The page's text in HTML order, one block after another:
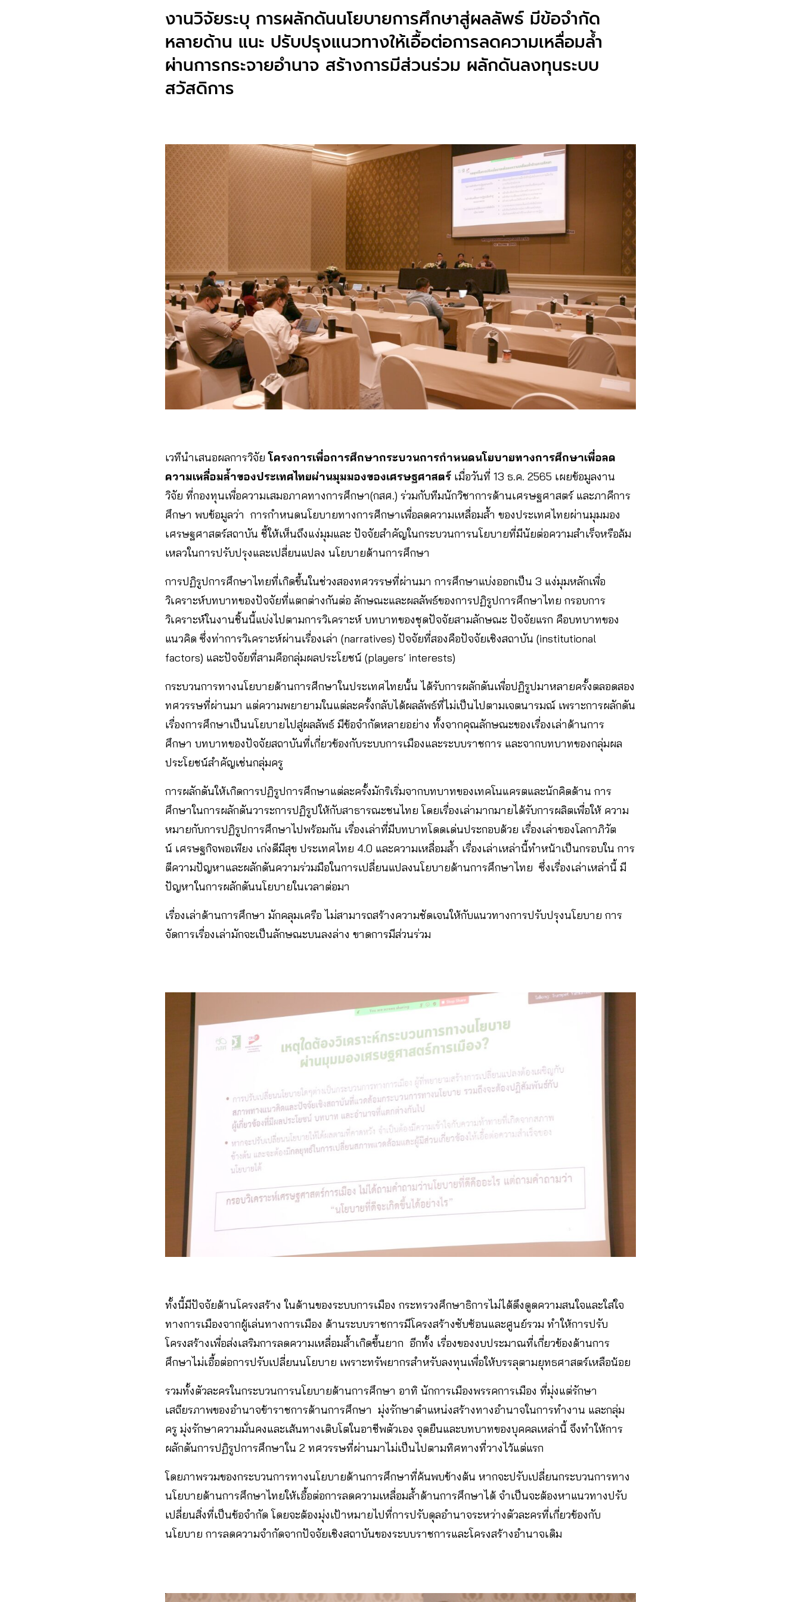
งานวิจัยระบุ การผลักดันนโยบายการศึกษาสู่ผลลัพธ์ มีข้อจํากัด
หลายด้าน แนะ ปรับปรุงแนวทางให้เอื้อต่อการลดความเหลื่อมล้ำ
ผ่านการกระจายอำนาจ สร้างการมีส่วนร่วม ผลักดันลงทุนระบบ
สวัสดิการ
เวทีนำเสนอผลการวิจัย โครงการเพื่อการศึกษากระบวนการกำหนดนโยบายทางการศึกษาเพื่อลด
ความเหลื่อมล้ำของประเทศไทยผ่านมุมมองของเศรษฐศาสตร์ เมื่อวันที่ 13 ธ.ค. 2565 เผยข้อมูลงาน
วิจัย ที่กองทุนเพื่อความเสมอภาคทางการศึกษา(กสศ.) ร่วมกับทีมนักวิชาการด้านเศรษฐศาสตร์ และภาคีการ
ศึกษา พบข้อมูลว่า การกำหนดนโยบายทางการศีกษาเพื่อลดความเหลื่อมล้ำ ของประเทศไทยผ่านมุมมอง
เศรษฐศาสตร์สถาบัน ชี้ให้เห็นถึงแง่มุมและ ปัจจัยสำคัญในกระบวนการนโยบายที่มีนัยต่อความสำเร็จหรือล้ม
เหลวในการปรับปรุงและเปลี่ยนแปลง นโยบายด้านการศึกษา
การปฏิรูปการศึกษาไทยที่เกิดขึ้นในช่วงสองทศวรรษที่ผ่านมา การศึกษาแบ่งออกเป็น 3 แง่มุมหลักเพื่อ
วิเคราะห์บทบาทของปัจจัยที่แตกต่างกันต่อ ลักษณะและผลลัพธ์ของการปฏิรูปการศึกษาไทย กรอบการ
วิเคราะห์ในงานชิ้นนี้แบ่งไปตามการวิเคราะห์ บทบาทของชุดปัจจัยสามลักษณะ ปัจจัยแรก คือบทบาทของ
แนวคิด ซึ่งท่าการวิเคราะห์ผ่านเรื่องเล่า (narratives) ปัจจัยที่สองคือปัจจัยเชิงสถาบัน (institutional
factors) และปัจจัยที่สามคือกลุ่มผลประโยชน์ (players’ interests)
กระบวนการทางนโยบายด้านการศีกษาในประเทศไทยนั้น ได้รับการผลักดันเพื่อปฏิรูปมาหลายครั้งตลอดสอง
ทศวรรษที่ผ่านมา แต่ความพยายามในแต่ละครั้งกลับได้ผลลัพธ์ที่ไม่เป็นไปตามเจตนารมณ์ เพราะการผลักดัน
เรื่องการศึกษาเป็นนโยบายไปสู่ผลลัพธ์ มีข้อจํากัดหลายอย่าง ทั้งจากคุณลักษณะของเรื่องเล่าด้านการ
ศึกษา บทบาทของปัจจัยสถาบันที่เกี่ยวข้องกับระบบการเมืองและระบบราชการ และจากบทบาทของกลุ่มผล
ประโยชน์สำคัญเช่นกลุ่มครู
การผลักดันให้เกิดการปฏิรูปการศึกษาแต่ละครั้งมักริเริ่มจากบทบาทของเทคโนแครตและนักคิดด้าน การ
ศึกษาในการผลักดันวาระการปฏิรูปให้กับสาธารณะชนไทย โดยเรื่องเล่ามากมายได้รับการผลิตเพื่อให้ ความ
หมายกับการปฏิรูปการศึกษาไปพร้อมกัน เรื่องเล่าที่มีบทบาทโดดเด่นประกอบด้วย เรื่องเล่าของโลกาภิวัต
น์ เศรษฐกิจพอเพียง เก่งดีมีสุข ประเทศไทย 4.0 และความเหลื่อมล้ำ เรื่องเล่าเหล่านี้ทำหน้าเป็นกรอบใน การ
ตีความปัญหาและผลักดันความร่วมมือในการเปลี่ยนแปลงนโยบายด้านการศึกษาไทย ซึ่งเรื่องเล่าเหล่านี้ มี
ปัญหาในการผลักดันนโยบายในเวลาต่อมา
เรื่องเล่าด้านการศึกษา มักคลุมเครือ ไม่สามารถสร้างความชัดเจนให้กับแนวทางการปรับปรุงนโยบาย การ
จัดการเรื่องเล่ามักจะเป็นลักษณะบนลงล่าง ขาดการมีส่วนร่วม
ทั้งนี้มีปัจจัยด้านโครงสร้าง ในด้านของระบบการเมือง กระทรวงศึกษาธิการไม่ได้ดึงดูดความสนใจและใส่ใจ
ทางการเมืองจากผู้เล่นทางการเมือง ด้านระบบราชการมีโครงสร้างซับซ้อนและศูนย์รวม ทำให้การปรับ
โครงสร้างเพื่อส่งเสริมการลดความเหลื่อมล้ำเกิดขึ้นยาก อีกทั้ง เรื่องของงบประมาณที่เกี่ยวข้องด้านการ
ศึกษาไม่เอื้อต่อการปรับเปลี่ยนนโยบาย เพราะทรัพยากรสำหรับลงทุนเพื่อให้บรรลุตามยุทธศาสตร์เหลือน้อย
รวมทั้งตัวละครในกระบวนการนโยบายด้านการศึกษา อาทิ นักการเมืองพรรคการเมือง ที่มุ่งแต่รักษา
เสถียรภาพของอำนาจข้าราชการด้านการศึกษา มุ่งรักษาตำแหน่งสร้างทางอำนาจในการทำงาน และกลุ่ม
ครู มุ่งรักษาความมั่นคงและเส้นทางเติบโตในอาชีพตัวเอง จุดยืนและบทบาทของบุคคลเหล่านี้ จึงทำให้การ
ผลักดันการปฏิรูปการศึกษาใน 2 ทศวรรษที่ผ่านมาไม่เป็นไปตามทิศทางที่วางไว้แต่แรก
โดยภาพรวมของกระบวนการทางนโยบายด้านการศึกษาที่ค้นพบข้างต้น หากจะปรับเปลี่ยนกระบวนการทาง
นโยบายด้านการศึกษาไทยให้เอื้อต่อการลดความเหลื่อมล้ำด้านการศึกษาได้ จำเป็นจะต้องหาแนวทางปรับ
เปลี่ยนสิ่งที่เป็นข้อจำกัด โดยจะต้องมุ่งเป้าหมายไปที่การปรับดุลอำนาจระหว่างตัวละครที่เกี่ยวข้องกับ
นโยบาย การลดความจำกัดจากปัจจัยเชิงสถาบันของระบบราชการและโครงสร้างอำนาจเดิม